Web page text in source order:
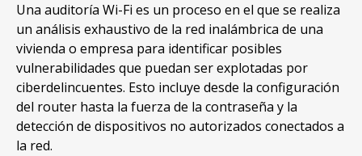
Una auditoría Wi-Fi es un proceso en el que se realiza
un análisis exhaustivo de la red inalámbrica de una
vivienda o empresa para identificar posibles
vulnerabilidades que puedan ser explotadas por
ciberdelincuentes. Esto incluye desde la configuración
del router hasta la fuerza de la contraseña y la
detección de dispositivos no autorizados conectados a
la red.